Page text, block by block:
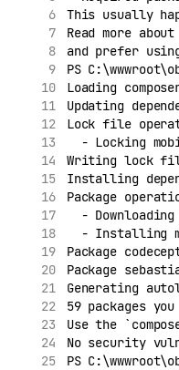
This usually
Read more
and prefer
PS
Loading
Updating
Lock file
- Locking
Writing lock
Installing
Package
-
- Installing
Package
Package
Generating
59 packages
Use the
No security
PS